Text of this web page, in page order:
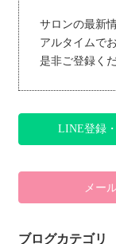
サロンの最新
アルタイムで
是非ご登録く
LINE登録
メー
ブログカテゴリ